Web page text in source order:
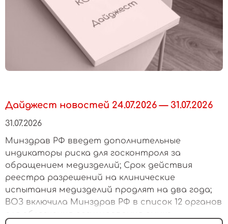
Дайджест новостей 24.07.2026 — 31.07.2026
31.07.2026
Минздрав РФ введет дополнительные
индикаторы риска для госконтроля за
обращением медизделий; Срок действия
реестра разрешений на клинические
испытания медизделий продлят на два года;
ВОЗ включила Минздрав РФ в список 12 органов
для облегчения регулирования рынка